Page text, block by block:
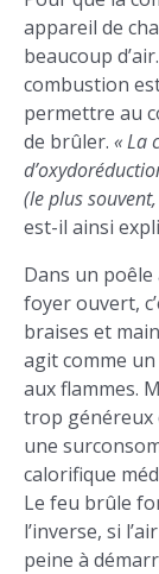
appareil de
beaucoup
combustion
permettre au
de brûler. « La
(le plus
est-il ainsi
Dans un poêle
foyer ouvert,
braises et
agit comme
aux flammes.
trop généreux
une
calorifique
Le feu brûle
l’inverse, si
peine à